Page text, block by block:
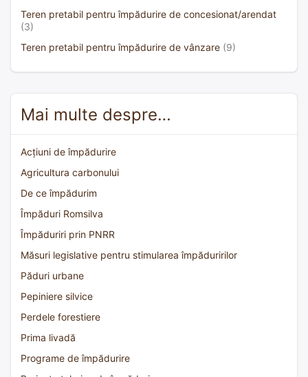
Teren pretabil pentru împădurire de concesionat/arendat
(3)
Teren pretabil pentru împădurire de vânzare (9)
Mai multe despre…
Acțiuni de împădurire
Agricultura carbonului
De ce împădurim
Împăduri Romsilva
Împăduriri prin PNRR
Măsuri legislative pentru stimularea împăduririlor
Păduri urbane
Pepiniere silvice
Perdele forestiere
Prima livadă
Programe de împădurire